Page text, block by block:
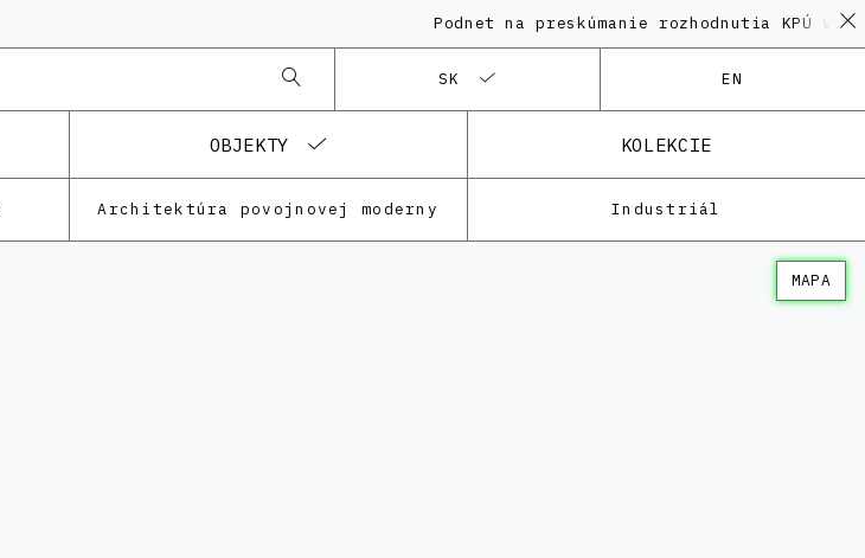
Podnet na preskúmanie rozhodnutia KPÚ vo veci
SK EN
OBJEKTY KOLEKCIE
Architektúra povojnovej moderny Industriál
MAPA